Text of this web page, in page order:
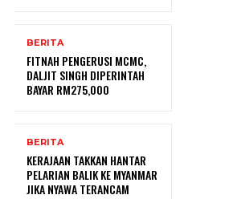
BERITA
FITNAH PENGERUSI MCMC,
DALJIT SINGH DIPERINTAH
BAYAR RM275,000
BERITA
KERAJAAN TAKKAN HANTAR
PELARIAN BALIK KE MYANMAR
JIKA NYAWA TERANCAM